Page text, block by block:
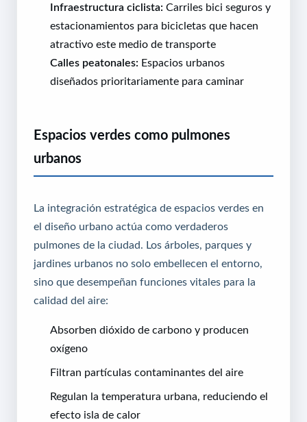
Infraestructura ciclista: Carriles bici seguros y
estacionamientos para bicicletas que hacen
atractivo este medio de transporte
Calles peatonales: Espacios urbanos
diseñados prioritariamente para caminar
Espacios verdes como pulmones
urbanos
La integración estratégica de espacios verdes en
el diseño urbano actúa como verdaderos
pulmones de la ciudad. Los árboles, parques y
jardines urbanos no solo embellecen el entorno,
sino que desempeñan funciones vitales para la
calidad del aire:
Absorben dióxido de carbono y producen
oxígeno
Filtran partículas contaminantes del aire
Regulan la temperatura urbana, reduciendo el
efecto isla de calor